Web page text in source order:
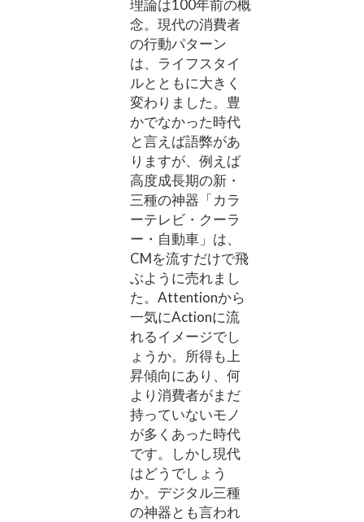
理論は100年前の概
念。現代の消費者
の行動パターン
は、ライフスタイ
ルとともに大きく
変わりました。豊
かでなかった時代
と言えば語弊があ
りますが、例えば
高度成長期の新・
三種の神器「カラ
ーテレビ・クーラ
ー・自動車」は、
CMを流すだけで飛
ぶように売れまし
た。Attentionから
一気にActionに流
れるイメージでし
ょうか。所得も上
昇傾向にあり、何
より消費者がまだ
持っていないモノ
が多くあった時代
です。しかし現代
はどうでしょう
か。デジタル三種
の神器とも言われ